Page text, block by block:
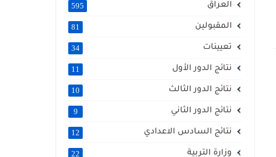
العراق 595
المقبولين 81
تعيينات 34
نتائج الدور الأول 11
نتائج الدور الثالث 10
نتائج الدور الثاني 9
نتائج السادس الاعدادي 12
وزارة التربية 22